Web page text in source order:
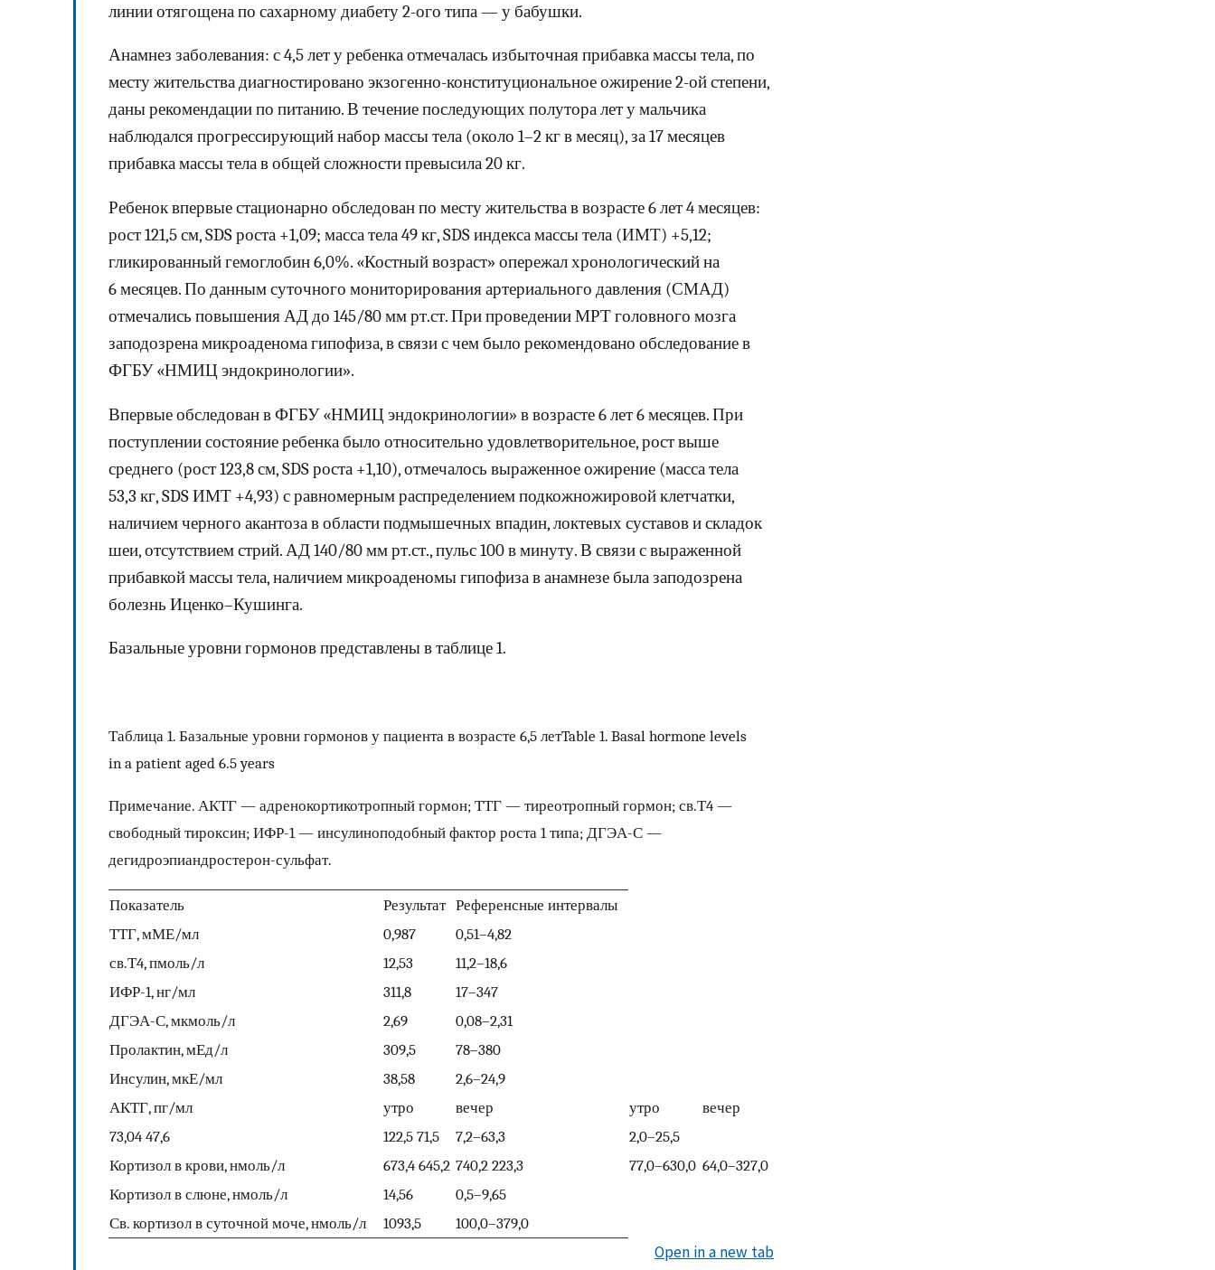
линии отягощена по сахарному диабету 2-ого типа — у бабушки.
Анамнез заболевания: с 4,5 лет у ребенка отмечалась избыточная прибавка массы тела, по
месту жительства диагностировано экзогенно-конституциональное ожирение 2-ой степени,
даны рекомендации по питанию. В течение последующих полутора лет у мальчика
наблюдался прогрессирующий набор массы тела (около 1–2 кг в месяц), за 17 месяцев
прибавка массы тела в общей сложности превысила 20 кг.
Ребенок впервые стационарно обследован по месту жительства в возрасте 6 лет 4 месяцев:
рост 121,5 см, SDS роста +1,09; масса тела 49 кг, SDS индекса массы тела (ИМТ) +5,12;
гликированный гемоглобин 6,0%. «Костный возраст» опережал хронологический на
6 месяцев. По данным суточного мониторирования артериального давления (СМАД)
отмечались повышения АД до 145/80 мм рт.ст. При проведении МРТ головного мозга
заподозрена микроаденома гипофиза, в связи с чем было рекомендовано обследование в
ФГБУ «НМИЦ эндокринологии».
Впервые обследован в ФГБУ «НМИЦ эндокринологии» в возрасте 6 лет 6 месяцев. При
поступлении состояние ребенка было относительно удовлетворительное, рост выше
среднего (рост 123,8 см, SDS роста +1,10), отмечалось выраженное ожирение (масса тела
53,3 кг, SDS ИМТ +4,93) с равномерным распределением подкожножировой клетчатки,
наличием черного акантоза в области подмышечных впадин, локтевых суставов и складок
шеи, отсутствием стрий. АД 140/80 мм рт.ст., пульс 100 в минуту. В связи с выраженной
прибавкой массы тела, наличием микроаденомы гипофиза в анамнезе была заподозрена
болезнь Иценко–Кушинга.
Базальные уровни гормонов представлены в таблице 1.
Таблица 1. Базальные уровни гормонов у пациента в возрасте 6,5 летTable 1. Basal hormone levels
in a patient aged 6.5 years
Примечание. АКТГ — адренокортикотропный гормон; ТТГ — тиреотропный гормон; св.Т4 —
свободный тироксин; ИФР-1 — инсулиноподобный фактор роста 1 типа; ДГЭА-С —
дегидроэпиандростерон-сульфат.
Показатель Результат Референсные интервалы
ТТГ, мМЕ/мл
0,987
0,51–4,82
св.Т4, пмоль/л
12,53
11,2–18,6
ИФР-1, нг/мл
311,8
17–347
ДГЭА-С, мкмоль/л
2,69
0,08–2,31
Пролактин, мЕд/л
309,5
78–380
Инсулин, мкЕ/мл
38,58
2,6–24,9
АКТГ, пг/мл
утро вечер утро
вечер
73,04 47,6
122,5 71,5 7,2–63,3
2,0–25,5
Кортизол в крови, нмоль/л
673,4 645,2 740,2 223,3 77,0–630,0 64,0–327,0
Кортизол в слюне, нмоль/л
14,56
0,5–9,65
Св. кортизол в суточной моче, нмоль/л
1093,5 100,0–379,0
Open in a new tab